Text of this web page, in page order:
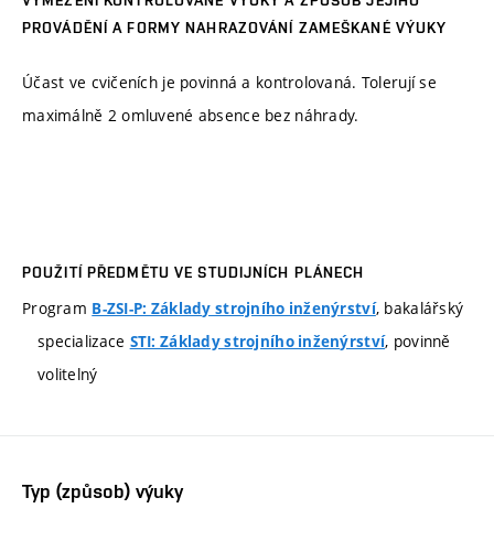
PROVÁDĚNÍ A FORMY NAHRAZOVÁNÍ ZAMEŠKANÉ VÝUKY
Účast ve cvičeních je povinná a kontrolovaná. Tolerují se
maximálně 2 omluvené absence bez náhrady.
POUŽITÍ PŘEDMĚTU VE STUDIJNÍCH PLÁNECH
Program B-ZSI-P: Základy strojního inženýrství, bakalářský
specializace STI: Základy strojního inženýrství, povinně
volitelný
Typ (způsob) výuky